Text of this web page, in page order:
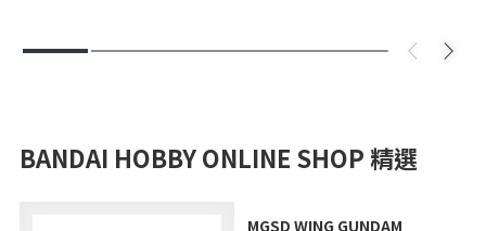
BANDAI HOBBY ONLINE SHOP 精選
MGSD WING GUNDAM